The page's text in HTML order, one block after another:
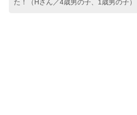
た！（Hさん／4歳男の子、1歳男の子）